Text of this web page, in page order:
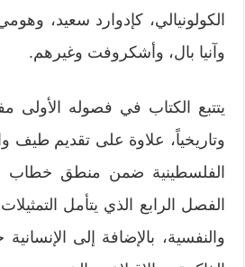
الكولونيالي، كإدوارد سعيد، وهومي
وآنيا بال، وأشكروفت وغيرهم.
يتتبع الكتاب في فصوله الأولى
وتاريخياً، علاوة على تقديم طيف
الفلسطينية ضمن منطق خطاب
الفصل الرابع الذي يتأمل
والنفسية، بالإضافة إلى